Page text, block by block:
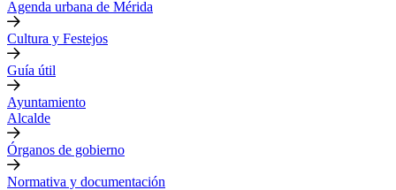
Agenda urbana de Mérida
Cultura y Festejos
Guía útil
Ayuntamiento
Alcalde
Órganos de gobierno
Normativa y documentación